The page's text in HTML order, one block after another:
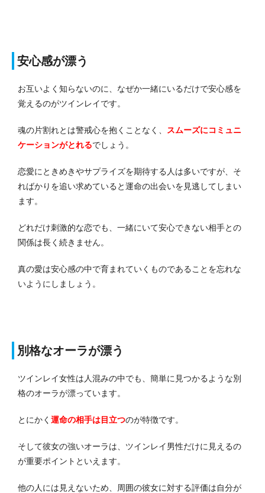
安心感が漂う
お互いよく知らないのに、なぜか一緒にいるだけで安心感を
覚えるのがツインレイです。
魂の片割れとは警戒心を抱くことなく、
スムーズにコミュニ
ケーションがとれるでしょう。
恋愛にときめきやサプライズを期待する人は多いですが、そ
ればかりを追い求めていると運命の出会いを見逃してしまい
ます。
どれだけ刺激的な恋でも、一緒にいて安心できない相手との
関係は長く続きません。
真の愛は安心感の中で育まれていくものであることを忘れな
いようにしましょう。
別格なオーラが漂う
ツインレイ女性は人混みの中でも、簡単に見つかるような別
格のオーラが漂っています。
とにかく 運命の相手は目立つのが特徴です。
そして彼女の強いオーラは、ツインレイ男性だけに見えるの
が重要ポイントといえます。
他の人には見えないため、周囲の彼女に対する評価は自分が